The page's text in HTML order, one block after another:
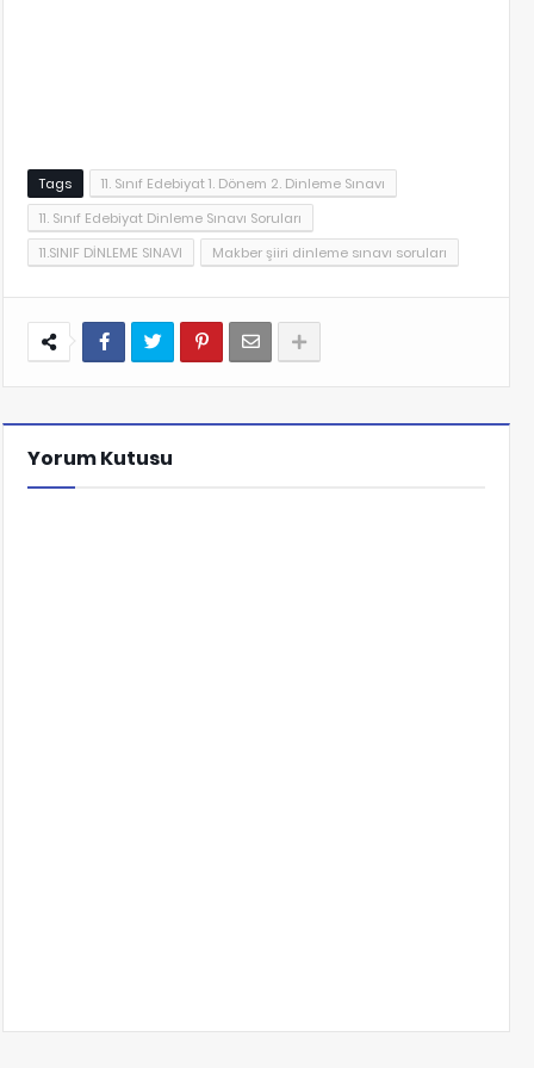
Tags
11. Sınıf Edebiyat 1. Dönem 2. Dinleme Sınavı
11. Sınıf Edebiyat Dinleme Sınavı Soruları
11.SINIF DİNLEME SINAVI
Makber şiiri dinleme sınavı soruları
Yorum Kutusu